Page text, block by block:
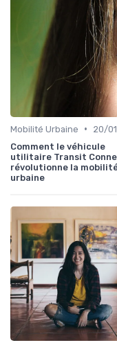
Mobilité Urbaine •
20/
Comment le véhicule
utilitaire Transit
révolutionne la
urbaine